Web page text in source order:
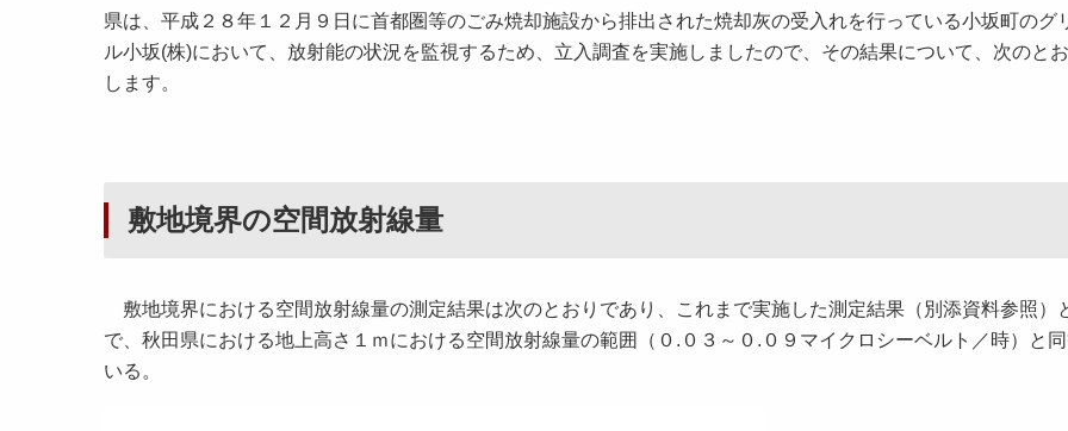
県は、平成２８年１２月９日に首都圏等のごみ焼却施設から排出された焼却灰の受入れを行っている小坂町のグ
ル小坂(株)において、放射能の状況を監視するため、立入調査を実施しましたので、その結果について、次のと
します。
敷地境界の空間放射線量
敷地境界における空間放射線量の測定結果は次のとおりであり、これまで実施した測定結果（別添資料参照）
で、秋田県における地上高さ１ｍにおける空間放射線量の範囲（０.０３～０.０９マイクロシーベルト／時）と
いる。